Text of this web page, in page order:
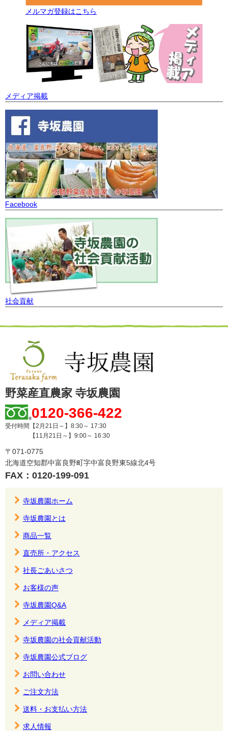
メルマガ登録はこちら
メディア掲載
Facebook
社会貢献
野菜産直農家 寺坂農園
0120-366-422
受付時間【2月21日～】8:30～ 17:30
【11月21日～】9:00～ 16:30
〒071-0775
北海道空知郡中富良野町字中富良野東5線北4号
FAX：0120-199-091
寺坂農園ホーム
寺坂農園とは
商品一覧
直売所・アクセス
社長ごあいさつ
お客様の声
寺坂農園Q&A
メディア掲載
寺坂農園の社会貢献活動
寺坂農園公式ブログ
お問い合わせ
ご注文方法
送料・お支払い方法
求人情報